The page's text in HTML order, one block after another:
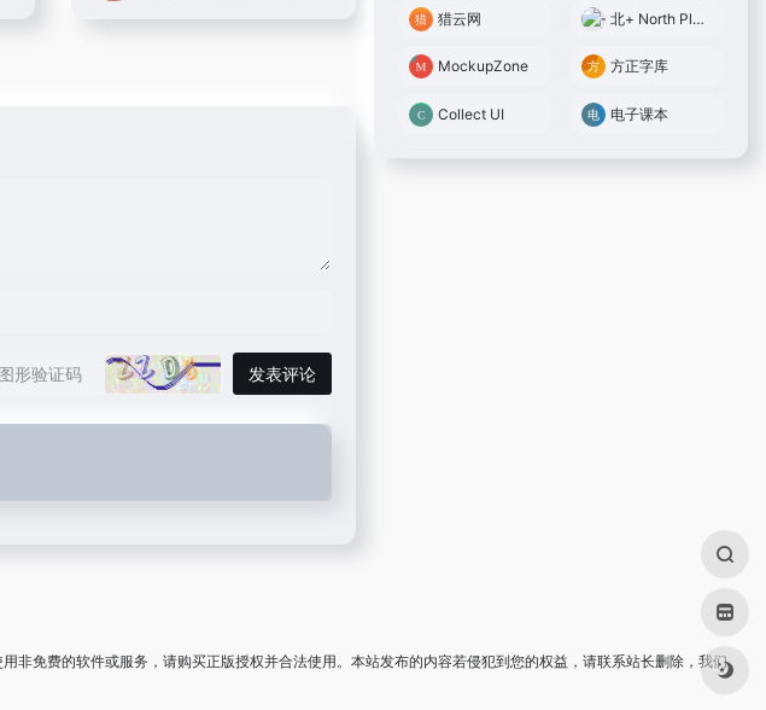
发表评论
猎云网 北+ North Plus
MockupZone 方正字库
Collect UI 电子课本
非免费的软件或服务，请购买正版授权并合法使用。本站发布的内容若侵犯到您的权益，请联系站长删除，我们